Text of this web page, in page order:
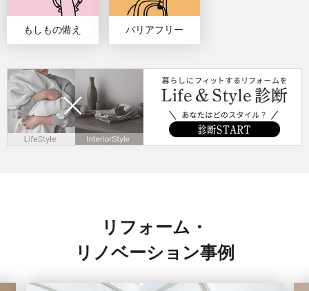
もしもの備え バリアフリー
リフォーム・
リノベーション事例